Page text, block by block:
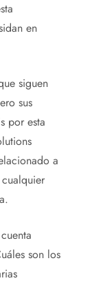
en
siguen
sus
por esta
a
son los